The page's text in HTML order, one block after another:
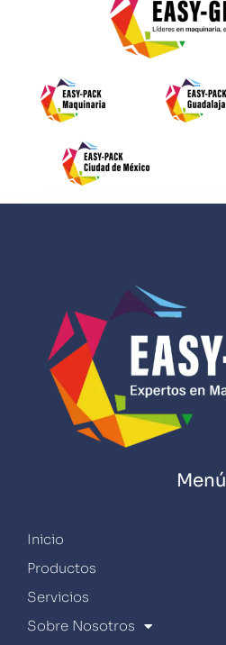
Menú
Inicio
Productos
Servicios
Sobre Nosotros